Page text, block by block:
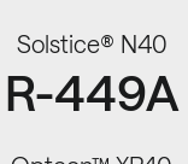
Solstice® N40
R-449A